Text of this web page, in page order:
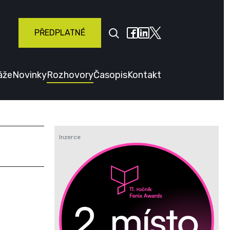
PŘEDPLATNÉ
NovinkyRozhovoryČasopisKontakt
Inzerce